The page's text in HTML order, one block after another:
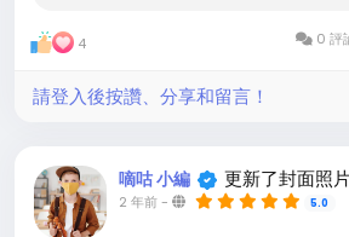
最後考慮淨度這個C，以VS級以上爲
量單位是什麽？ 鑽石是以“克拉”爲計
4 0 評
請登入後按讚、分享和留言！
嘀咕 小編 更新了封面照
2 年前- 5.0